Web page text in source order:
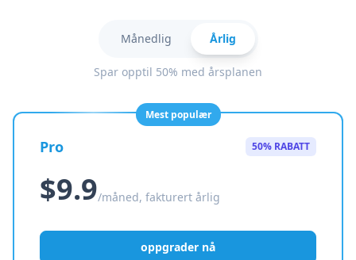
Månedlig Årlig
Spar opptil 50% med årsplanen
Mest populær
Pro 50% RABATT
$9.9/måned, fakturert årlig
oppgrader nå